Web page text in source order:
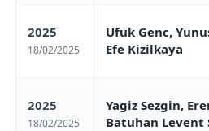
2025
18/02/2025
Ufuk Genc,
Efe Kizilkaya
2025
18/02/2025
Yagiz Sezgin,
Batuhan Levent